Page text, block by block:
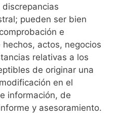
pueden ser bien
e
actos, negocios
relativas a los
de originar una
en el
información, de
y asesoramiento.